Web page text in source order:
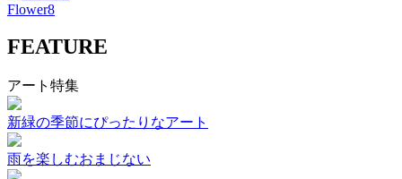
Flower8
FEATURE
アート特集
新緑の季節にぴったりなアート
雨を楽しむおまじない